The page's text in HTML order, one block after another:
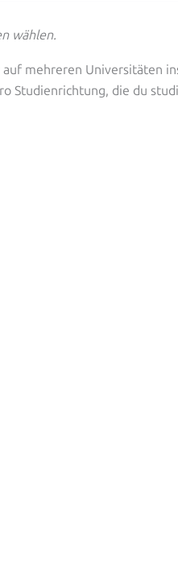
wählen.
mehreren Universitäten
Studienrichtung, die du